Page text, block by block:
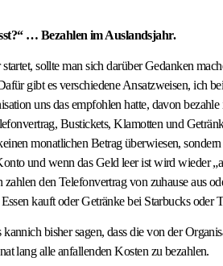
… Bezahlen im Auslandsjahr.
sollte man sich darüber Gedanken
gibt es verschiedene Ansatzweisen, ich
uns das empfohlen hatte, davon
Bustickets, Klamotten und
monatlichen Betrag überwiesen,
und wenn das Geld leer ist wird wieder
den Telefonvertrag von zuhause aus
kauft oder Getränke bei Starbucks oder
bisher sagen, dass die von der
lang alle anfallenden Kosten zu bezahlen.